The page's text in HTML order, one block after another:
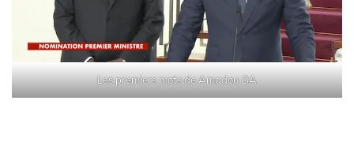
Les premiers mots de Amadou BA